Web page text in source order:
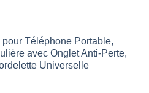
pour Téléphone Portable,
avec Onglet Anti-Perte,
Universelle